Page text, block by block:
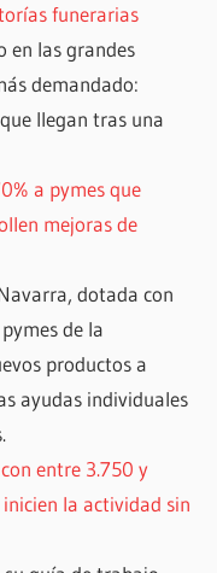
funerarias
en las grandes
demandado:
llegan tras una
a pymes que
mejoras de
dotada con
de la
productos a
ayudas individuales
entre 3.750 y
la actividad sin